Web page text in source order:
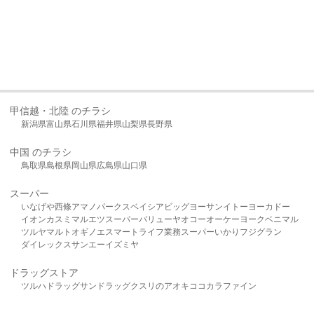
甲信越・北陸 のチラシ
新潟県富山県石川県福井県山梨県長野県
中国 のチラシ
鳥取県島根県岡山県広島県山口県
スーパー
いなげや西條アマノパークスベイシア ビッグヨーサンイトーヨーカドー
イオンカスミ マルエツスーパーバリューヤオコーオーケー ヨークベニマル
ツルヤマルト オギノ エスマート ライフ業務スーパーいかり フジグラン
ダイレックスサンエーイズミヤ
ドラッグストア
ツルハドラッグサンドラッグクスリのアオキ ココカラファイン